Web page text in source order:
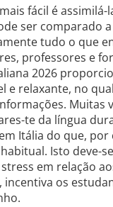
fácil é
ser comparado
tudo o que
professores e
2026
e relaxante, no
Muitas
te da língua
Itália do que,
Isto deve-
em relação
incentiva os